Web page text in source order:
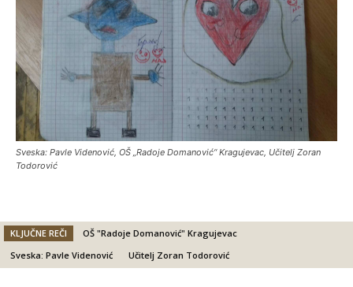
Sveska: Pavle Videnović, OŠ „Radoje Domanović“ Kragujevac, Učitelj Zoran
Todorović
KLJUČNE REČI
OŠ "Radoje Domanović" Kragujevac
Sveska: Pavle Videnović
Učitelj Zoran Todorović